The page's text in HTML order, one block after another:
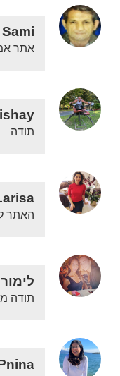
Sami
אתר
תודה
האתר
לימור
תודה